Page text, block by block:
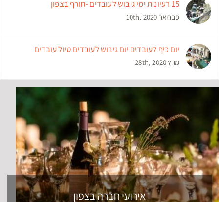
15 רעיונות ימי גיבוש לעובדים -חורף בצפון
פברואר 10th, 2020
יום כיף לעובדים יום גיבוש לעובדים טיול עובדים
מרץ 28th, 2020
אירועי חברה בצפון